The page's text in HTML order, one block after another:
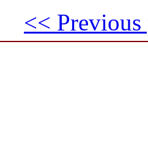
<< Previous